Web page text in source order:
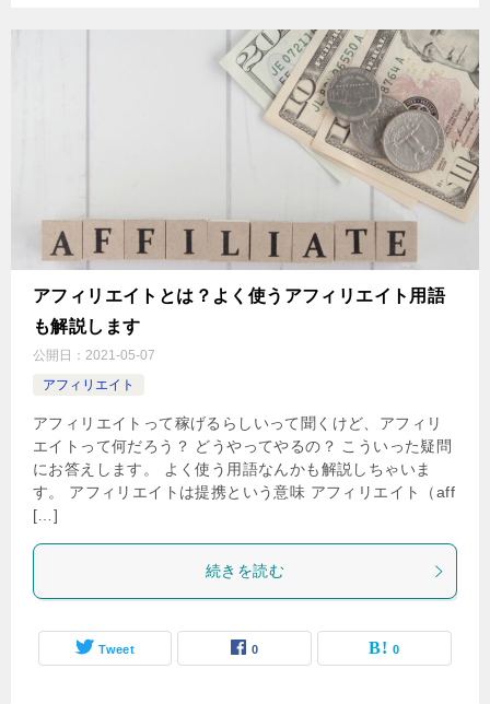
アフィリエイトとは？よく使うアフィリエイト用語
も解説します
公開日： 2021-05-07
アフィリエイト
アフィリエイトって稼げるらしいって聞くけど、アフィリ
エイトって何だろう？ どうやってやるの？ こういった疑問
にお答えします。 よく使う用語なんかも解説しちゃいま
す。 アフィリエイトは提携という意味 アフィリエイト（aff
[…]
続きを読む
Tweet 0 0